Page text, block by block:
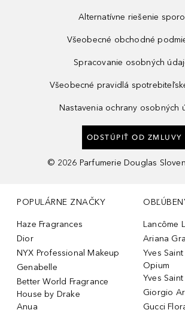
Alternatívne riešenie
Všeobecné obchodné
Spracovanie osobných
Všeobecné pravidlá
Nastavenia ochrany osobných
ODSTÚPIŤ OD ZMLUVY
© 2026 Parfumerie Douglas
POPULÁRNE ZNAČKY
Haze Fragrances
Dior
NYX Professional Makeup
Genabelle
Better World Fragrance
House by Drake
Anua
Lancôme
Ariana
Yves
Opium
Yves
Giorgio
Gucci